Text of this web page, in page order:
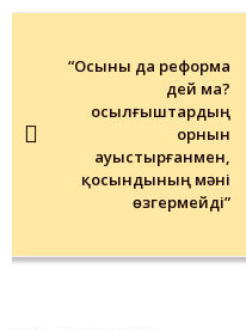
navigation
“Осыны да реформа
дей ма?
Қосылғыштардың
орнын
ауыстырғанмен,
қосындының мәні
өзгермейді”